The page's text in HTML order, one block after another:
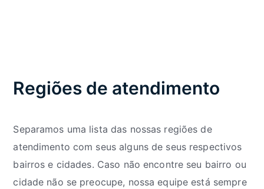
Regiões de atendimento
Separamos uma lista das nossas regiões de
atendimento com seus alguns de seus respectivos
bairros e cidades. Caso não encontre seu bairro ou
cidade não se preocupe, nossa equipe está sempre